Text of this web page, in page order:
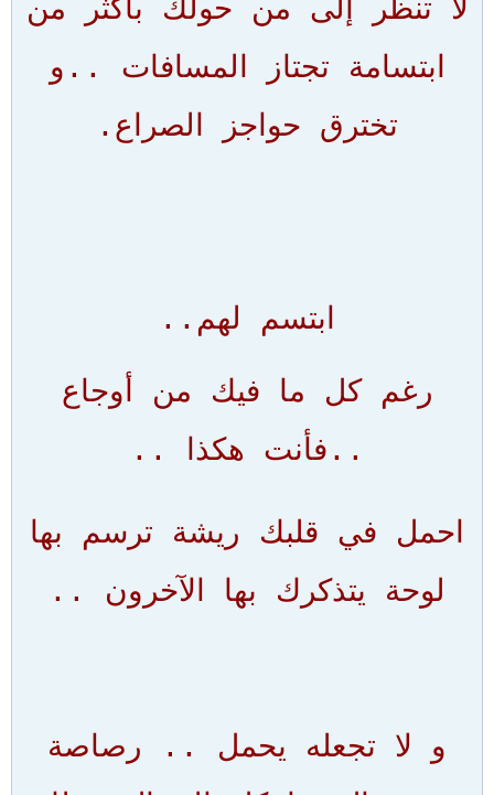
لا تنظر إلى من حولك بأكثر من
ابتسامة تجتاز المسافات ..و
تخترق حواجز الصراع.
ابتسم لهم..
رغم كل ما فيك من أوجاع
..فأنت هكذا ..
احمل في قلبك ريشة ترسم بها
لوحة يتذكرك بها الآخرون ..
و لا تجعله يحمل .. رصاصة